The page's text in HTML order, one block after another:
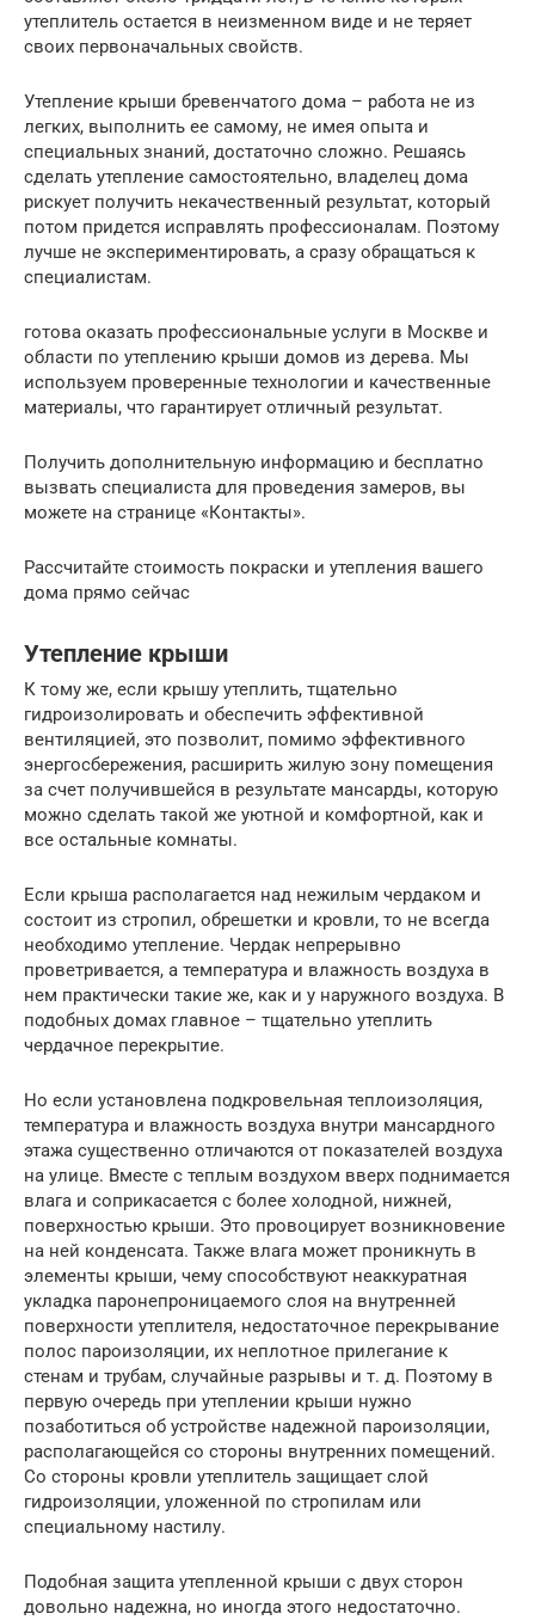
утеплитель остается в неизменном виде и не теряет
своих первоначальных свойств.
Утепление крыши бревенчатого дома – работа не из
легких, выполнить ее самому, не имея опыта и
специальных знаний, достаточно сложно. Решаясь
сделать утепление самостоятельно, владелец дома
рискует получить некачественный результат, который
потом придется исправлять профессионалам. Поэтому
лучше не экспериментировать, а сразу обращаться к
специалистам.
готова оказать профессиональные услуги в Москве и
области по утеплению крыши домов из дерева. Мы
используем проверенные технологии и качественные
материалы, что гарантирует отличный результат.
Получить дополнительную информацию и бесплатно
вызвать специалиста для проведения замеров, вы
можете на странице «Контакты».
Рассчитайте стоимость покраски и утепления вашего
дома прямо сейчас
Утепление крыши
К тому же, если крышу утеплить, тщательно
гидроизолировать и обеспечить эффективной
вентиляцией, это позволит, помимо эффективного
энергосбережения, расширить жилую зону помещения
за счет получившейся в результате мансарды, которую
можно сделать такой же уютной и комфортной, как и
все остальные комнаты.
Если крыша располагается над нежилым чердаком и
состоит из стропил, обрешетки и кровли, то не всегда
необходимо утепление. Чердак непрерывно
проветривается, а температура и влажность воздуха в
нем практически такие же, как и у наружного воздуха. В
подобных домах главное – тщательно утеплить
чердачное перекрытие.
Но если установлена подкровельная теплоизоляция,
температура и влажность воздуха внутри мансардного
этажа существенно отличаются от показателей воздуха
на улице. Вместе с теплым воздухом вверх поднимается
влага и соприкасается с более холодной, нижней,
поверхностью крыши. Это провоцирует возникновение
на ней конденсата. Также влага может проникнуть в
элементы крыши, чему способствуют неаккуратная
укладка паронепроницаемого слоя на внутренней
поверхности утеплителя, недостаточное перекрывание
полос пароизоляции, их неплотное прилегание к
стенам и трубам, случайные разрывы и т. д. Поэтому в
первую очередь при утеплении крыши нужно
позаботиться об устройстве надежной пароизоляции,
располагающейся со стороны внутренних помещений.
Со стороны кровли утеплитель защищает слой
гидроизоляции, уложенной по стропилам или
специальному настилу.
Подобная защита утепленной крыши с двух сторон
довольно надежна, но иногда этого недостаточно.